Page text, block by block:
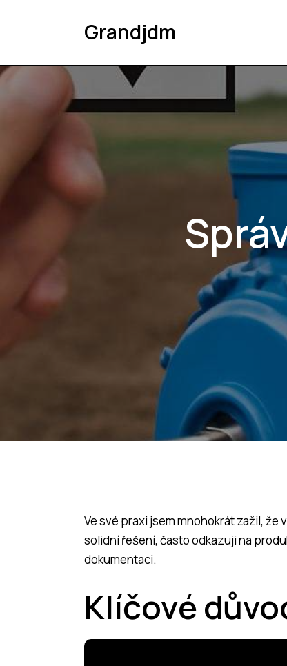
Grandjdm
Ve své praxi jsem mnohokrát zažil,
solidní řešení, často odkazuji na
dokumentaci.
Klíčové